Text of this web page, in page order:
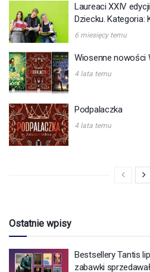
Laureaci XXIV
Dziecku. Kategoria:
6 miesięcy temu
Wiosenne nowości
4 lata temu
Podpalaczka
4 lata temu
Ostatnie wpisy
Bestsellery Tantis
zabawki